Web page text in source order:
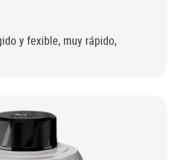
y fexible, muy rápido,